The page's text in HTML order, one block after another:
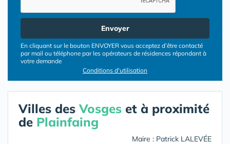
Envoyer
En cliquant sur le bouton ENVOYER vous acceptez d’être contacté
par mail ou téléphone par les opérateurs de résidences répondant à
votre demande
Conditions d'utilisation
Villes desVosges et à proximité
de Plainfaing
Maire : Patrick LALEVÉE